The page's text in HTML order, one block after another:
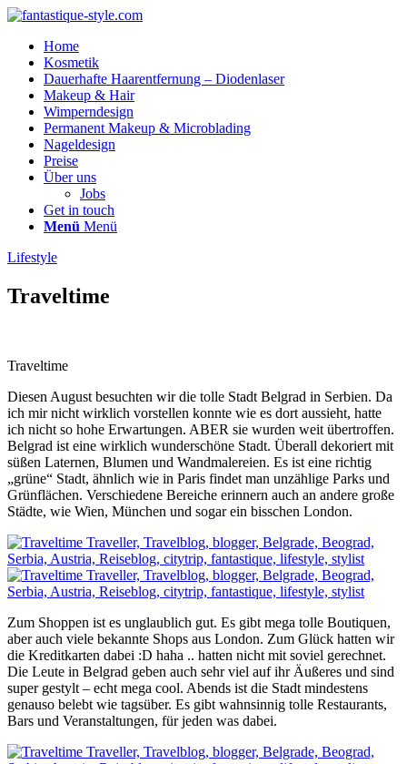
Home
Kosmetik
Dauerhafte Haarentfernung – Diodenlaser
Makeup & Hair
Wimperndesign
Permanent Makeup & Microblading
Nageldesign
Preise
Über uns
Jobs
Get in touch
Menü Menü
Lifestyle
Traveltime
Traveltime
Diesen August besuchten wir die tolle Stadt Belgrad in Serbien. Da
ich mir nicht wirklich vorstellen konnte wie es dort aussieht, hatte
ich nicht so hohe Erwartungen. ABER sie wurden weit übertroffen.
Belgrad ist eine wirklich wunderschöne Stadt. Überall dekoriert mit
süßen Laternen, Blumen und Wandmalereien. Es ist eine richtig
„grüne“ Stadt, ähnlich wie in Paris findet man unzählige Parks und
Grünflächen. Verschiedene Bereiche erinnern auch an andere große
Städte, wie Wien, München und sogar ein bisschen London.
Zum Shoppen ist es unglaublich gut. Es gibt mega tolle Boutiquen,
aber auch viele bekannte Shops aus London. Zum Glück hatten wir
die Kreditkarten dabei :D haha .. hatten nicht mit soviel gerechnet.
Die Leute in Belgrad geben auch sehr viel auf ihr Äußeres und sind
super gestylt – echt mega cool. Abends ist die Stadt mindestens
genauso belebt wie tagsüber. Es gibt wahnsinnig tolle Restaurants,
Bars und Veranstaltungen, für jeden was dabei.